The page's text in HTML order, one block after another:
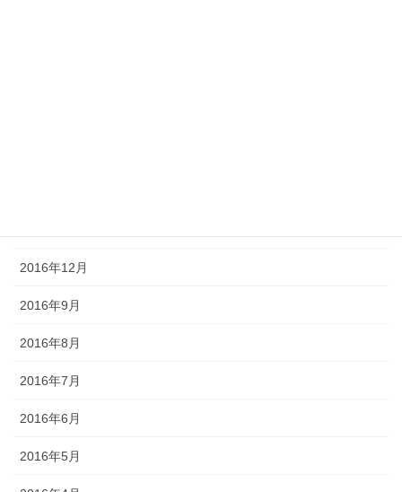
2016年12月
2016年9月
2016年8月
2016年7月
2016年6月
2016年5月